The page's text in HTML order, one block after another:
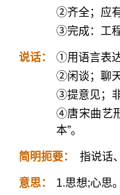
②齐全；应
③完成：工
说话：
①用语言表
②闲谈；聊
③提意见；
④唐宋曲艺
本”。
简明扼要： 指说话
意思：
1.思想;心思。